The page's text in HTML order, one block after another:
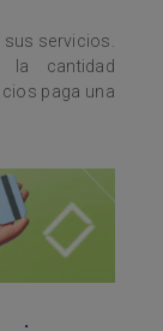
servicios.
la cantidad
paga una